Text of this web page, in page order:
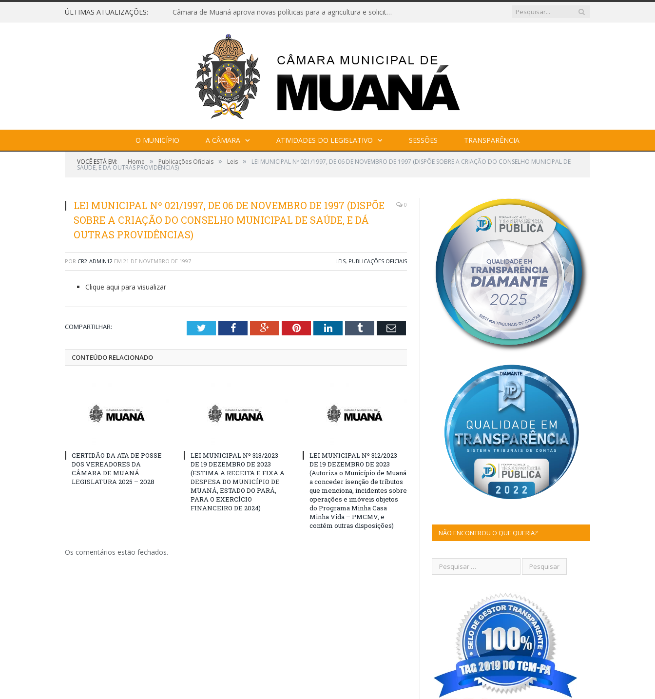
ÚLTIMAS ATUALIZAÇÕES: Câmara de Muaná aprova novas políticas para a agricultura e solicita reforma da Ponte do Reduto
O MUNICÍPIO A CÂMARA ATIVIDADES DO LEGISLATIVO SESSÕES TRANSPARÊNCIA
VOCÊ ESTÁ EM: Home » Publicações Oficiais » Leis » LEI MUNICIPAL Nº 021/1997, DE 06 DE NOVEMBRO DE 1997 (DISPÕE SOBRE A CRIAÇÃO DO CONSELHO MUNICIPAL DE
SAÚDE, E DÁ OUTRAS PROVIDÊNCIAS)
LEI MUNICIPAL Nº 021/1997, DE 06 DE NOVEMBRO DE 1997 (DISPÕE
SOBRE A CRIAÇÃO DO CONSELHO MUNICIPAL DE SAÚDE, E DÁ
OUTRAS PROVIDÊNCIAS)
0
POR CR2-ADMIN12 EM 21 DE NOVEMBRO DE 1997 LEIS, PUBLICAÇÕES OFICIAIS
Clique aqui para visualizar
COMPARTILHAR: TwitterFacebookGoogle+PinterestLinkedInTumblr Email
CONTEÚDO RELACIONADO
CERTIDÃO DA ATA DE POSSE
DOS VEREADORES DA
CÂMARA DE MUANÁ
LEGISLATURA 2025 – 2028
LEI MUNICIPAL Nº 313/2023
DE 19 DEZEMBRO DE 2023
(ESTIMA A RECEITA E FIXA A
DESPESA DO MUNICÍPIO DE
MUANÁ, ESTADO DO PARÁ,
PARA O EXERCÍCIO
FINANCEIRO DE 2024)
LEI MUNICIPAL Nº 312/2023
DE 19 DEZEMBRO DE 2023
(Autoriza o Município de Muaná
a conceder isenção de tributos
que menciona, incidentes sobre
operações e imóveis objetos
do Programa Minha Casa
Minha Vida – PMCMV, e
contém outras disposições)
Os comentários estão fechados.
NÃO ENCONTROU O QUE QUERIA?